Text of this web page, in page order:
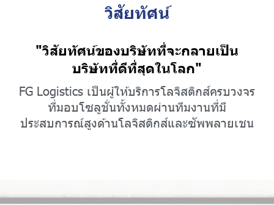
วิสัยทัศน์
"วิสัยทัศน์ของบริษัทที่จะกลายเป็น
บริษัทที่ดีที่สุดในโลก"
FG Logistics เป็นผู้ให้บริการโลจิสติกส์ครบวงจร
ที่มอบโซลูชั่นทั้งหมดผ่านทีมงานที่มี
ประสบการณ์สูงด้านโลจิสติกส์และซัพพลายเชน